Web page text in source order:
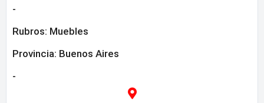
-
Rubros: Muebles
Provincia: Buenos Aires
-